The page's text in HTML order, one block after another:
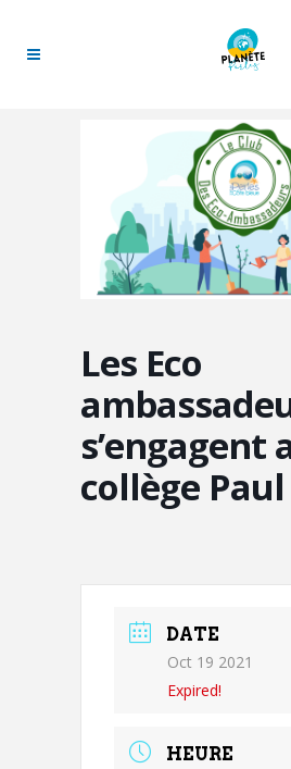
Les Eco
s’engagent
collège
DATE
Oct 19 2021
Expired!
HEURE